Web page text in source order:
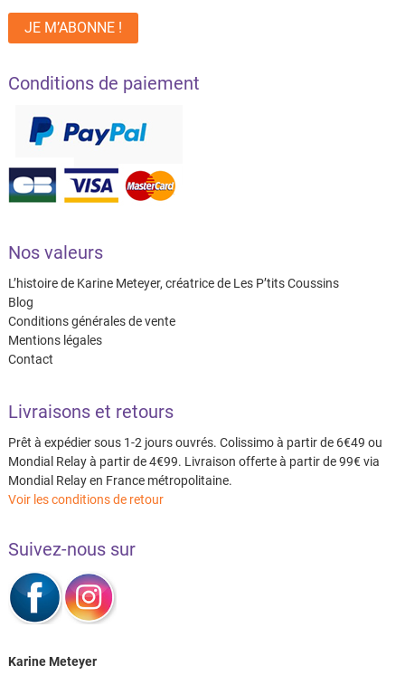
Conditions de paiement
Nos valeurs
L’histoire de Karine Meteyer, créatrice de Les P’tits Coussins
Blog
Conditions générales de vente
Mentions légales
Contact
Livraisons et retours
Prêt à expédier sous 1-2 jours ouvrés. Colissimo à partir de 6€49 ou
Mondial Relay à partir de 4€99. Livraison offerte à partir de 99€ via
Mondial Relay en France métropolitaine.
Voir les conditions de retour
Suivez-nous sur
Karine Meteyer